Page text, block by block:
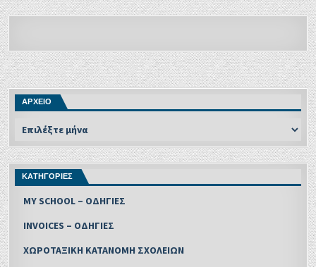
ΑΡΧΕΙΟ
ΚΑΤΗΓΟΡΙΕΣ
MY SCHOOL – ΟΔΗΓΙΕΣ
INVOICES – ΟΔΗΓΙΕΣ
ΧΩΡΟΤΑΞΙΚΗ ΚΑΤΑΝΟΜΗ ΣΧΟΛΕΙΩΝ